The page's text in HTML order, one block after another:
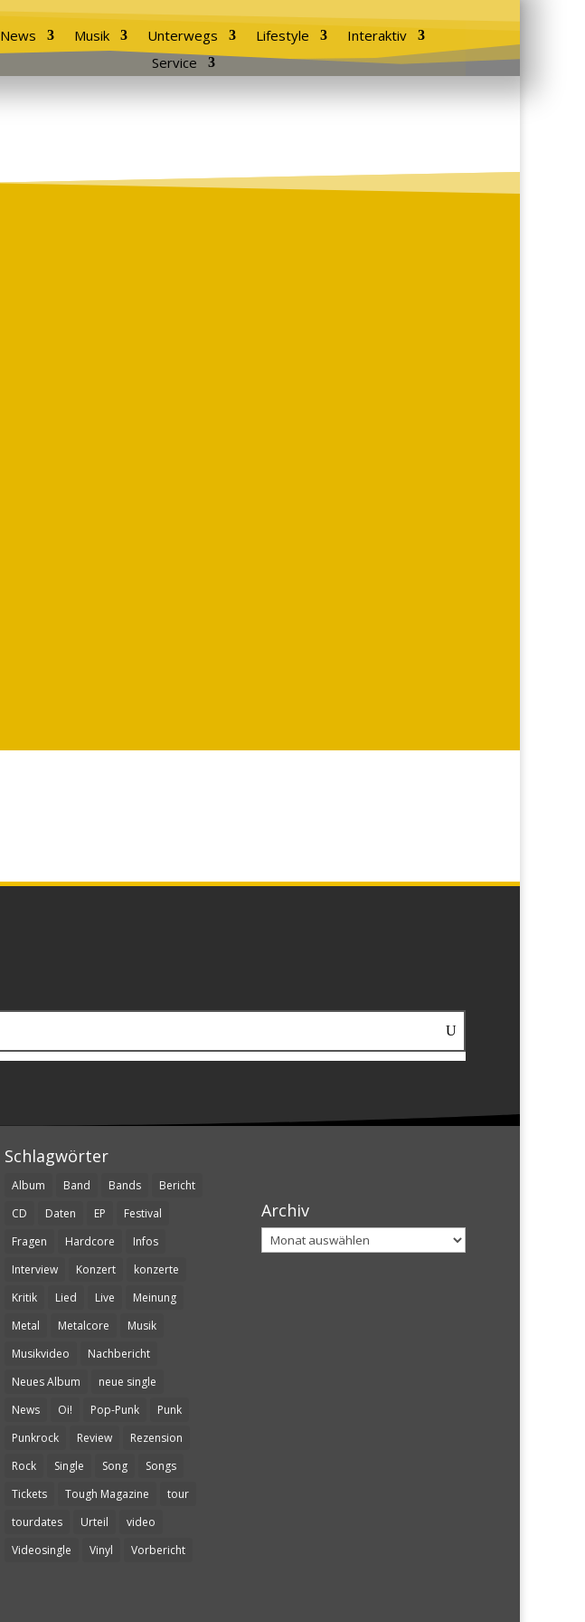
News Musik Unterwegs Lifestyle
Interaktiv
Service
Schlagwörter
Album Band Bands
Bericht
CD
Daten EP
Festival
Fragen
Hardcore
Infos
Interview
Konzert
konzerte
Kritik
Lied Live
Meinung
Metal
Metalcore
Musik
Musikvideo
Nachbericht
Neues Album
neue single
News
Oi! Pop-Punk
Punk
Punkrock
Review
Rezension
Rock
Single Song
Songs
Tickets
Tough Magazine
tour
tourdates
Urteil
video
Videosingle
Vinyl Vorbericht
Archiv
Archiv